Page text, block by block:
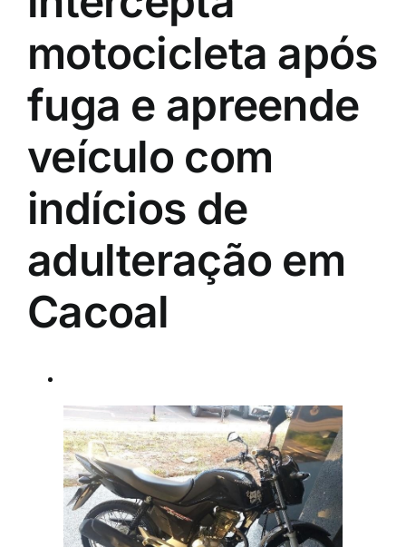
motocicleta após
fuga e apreende
veículo com
indícios de
adulteração em
Cacoal